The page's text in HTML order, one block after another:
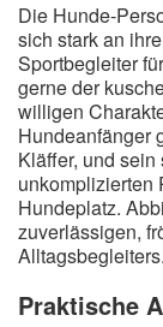
Die Hunde-
sich stark an
Sportbegleiter
gerne der
willigen
Hundeanfänger
Kläffer, und
unkomplizierten
Hundeplatz.
zuverlässigen,
Alltagsbegleiters.
Praktische